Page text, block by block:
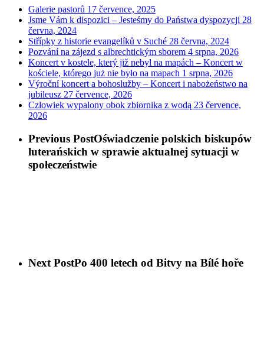
Galerie pastorů 17 července, 2025
Jsme Vám k dispozici – Jesteśmy do Państwa dyspozycji 28
června, 2024
Střípky z historie evangelíků v Suché 28 června, 2024
Pozvání na zájezd s albrechtickým sborem 4 srpna, 2026
Koncert v kostele, který již nebyl na mapách – Koncert w
kościele, którego już nie było na mapach 1 srpna, 2026
Výroční koncert a bohoslužby – Koncert i nabożeństwo na
jubileusz 27 července, 2026
Człowiek wypalony obok zbiornika z wodą 23 července,
2026
Previous PostOświadczenie polskich biskupów
luterańskich w sprawie aktualnej sytuacji w
społeczeństwie
Next PostPo 400 letech od Bitvy na Bílé hoře